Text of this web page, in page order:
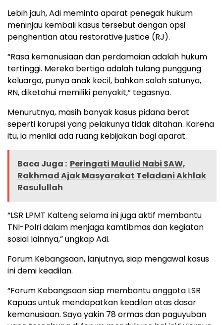
Lebih jauh, Adi meminta aparat penegak hukum
meninjau kembali kasus tersebut dengan opsi
penghentian atau restorative justice (RJ).
“Rasa kemanusiaan dan perdamaian adalah hukum
tertinggi. Mereka bertiga adalah tulang punggung
keluarga, punya anak kecil, bahkan salah satunya,
RN, diketahui memiliki penyakit,” tegasnya.
Menurutnya, masih banyak kasus pidana berat
seperti korupsi yang pelakunya tidak ditahan. Karena
itu, ia menilai ada ruang kebijakan bagi aparat.
Baca Juga : Peringati Maulid Nabi SAW,
Rakhmad Ajak Masyarakat Teladani Akhlak
Rasulullah
“LSR LPMT Kalteng selama ini juga aktif membantu
TNI-Polri dalam menjaga kamtibmas dan kegiatan
sosial lainnya,” ungkap Adi.
Forum Kebangsaan, lanjutnya, siap mengawal kasus
ini demi keadilan.
“Forum Kebangsaan siap membantu anggota LSR
Kapuas untuk mendapatkan keadilan atas dasar
kemanusiaan. Saya yakin 78 ormas dan paguyuban